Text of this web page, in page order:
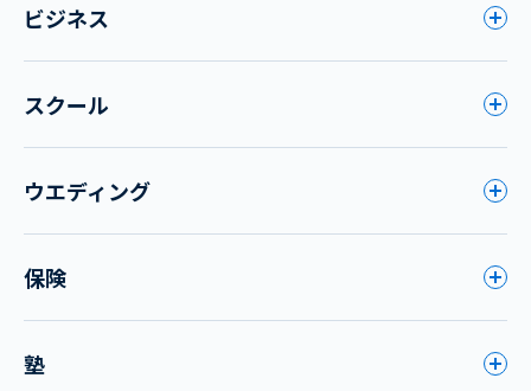
ビジネス
スクール
ウエディング
保険
塾